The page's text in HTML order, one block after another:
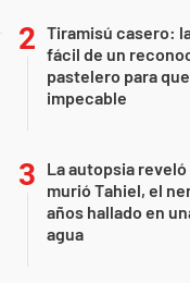
Tiramisú casero:
fácil de un
pastelero para
impecable
La autopsia
murió Tahiel, el
años hallado en
agua